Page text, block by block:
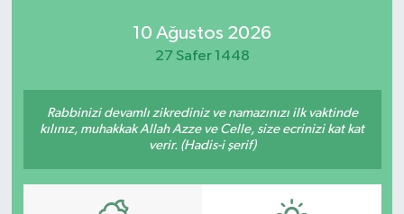
10 Ağustos 2026
27 Safer 1448
Rabbinizi devamlı zikrediniz ve namazınızı ilk vaktinde
kılınız, muhakkak Allah Azze ve Celle, size ecrinizi kat kat
verir. (Hadis-i şerif)
SAĞLIK